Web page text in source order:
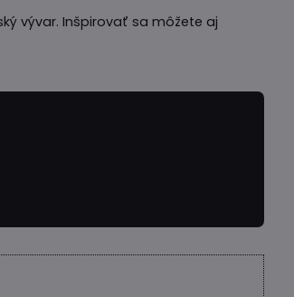
vývar. Inšpirovať sa môžete aj